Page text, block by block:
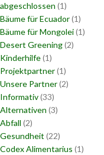
abgeschlossen (1)
Bäume für Ecuador(1)
Bäume für Mongolei(1)
Desert Greening(2)
Kinderhilfe(1)
Projektpartner(1)
Unsere Partner(2)
Informativ(33)
Alternativen (3)
Abfall (2)
Gesundheit (22)
Codex Alimentarius (1)